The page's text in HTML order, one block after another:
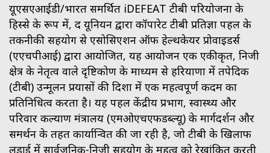
यूएसएआईडी/भारत समर्थित iDEFEAT टीबी परियोजना के
हिस्से के रूप में, द यूनियन द्वारा कॉर्पोरेट टीबी प्रतिज्ञा पहल के
तकनीकी सहयोग से एसोसिएशन ऑफ हेल्थकेयर प्रोवाइडर्स
(एएचपीआई) द्वारा आयोजित, यह आयोजन एक एकीकृत, निजी
क्षेत्र के नेतृत्व वाले दृष्टिकोण के माध्यम से हरियाणा में तपेदिक
(टीबी) उन्मूलन प्रयासों की दिशा में एक महत्वपूर्ण कदम का
प्रतिनिधित्व करता है। यह पहल केंद्रीय प्रभाग, स्वास्थ्य और
परिवार कल्याण मंत्रालय (एमओएचएफडब्ल्यू) के मार्गदर्शन और
समर्थन के तहत कार्यान्वित की जा रही है, जो टीबी के खिलाफ
लड़ाई में सार्वजनिक-निजी सहयोग के महत्व को रेखांकित करती